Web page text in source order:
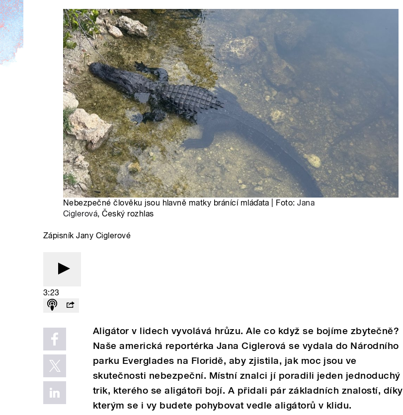
Nebezpečné člověku jsou hlavně matky bránící mláďata | Foto:Jana
Ciglerová, Český rozhlas
Zápisník Jany Ciglerové
3:23
Aligátor v lidech vyvolává hrůzu. Ale co když se bojíme zbytečně?
Naše americká reportérka Jana Ciglerová se vydala do Národního
parku Everglades na Floridě, aby zjistila, jak moc jsou ve
skutečnosti nebezpeční. Místní znalci jí poradili jeden jednoduchý
trik, kterého se aligátoři bojí. A přidali pár základních znalostí, díky
kterým se i vy budete pohybovat vedle aligátorů v klidu.